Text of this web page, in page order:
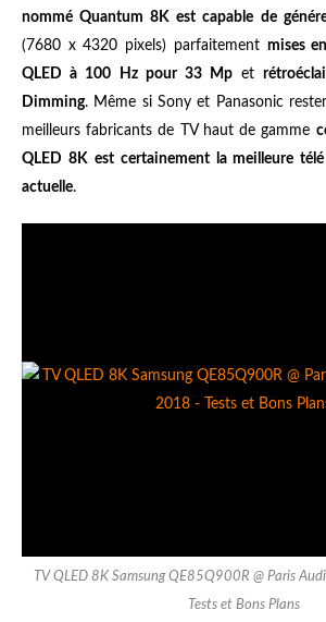
nommé Quantum 8K est capable de
(7680 x 4320 pixels) parfaitement mises
QLED à 100 Hz pour 33 Mp et
Dimming. Même si Sony et Panasonic
meilleurs fabricants de TV haut de gamme
QLED 8K est certainement la meilleure
actuelle.
TV QLED 8K Samsung QE85Q900R @ Paris
Tests et Bons Plans